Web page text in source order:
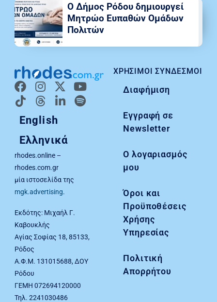
English
Ελληνικά
rhodes.online –
rhodes.com.gr
μία ιστοσελίδα της
mgk.advertising.
Εκδότης: Μιχαήλ Γ.
Καβουκλής
Αγίας Σοφίας 18, 85133,
Ρόδος
Α.Φ.Μ. 131015688, ΔΟΥ
Ρόδου
ΓΕΜΗ 072694120000
Τηλ. 2241030486
ΧΡΉΣΙΜΟΙ ΣΎΝΔΕΣΜΟΙ
Διαφήμιση
Εγγραφή σε
Newsletter
Ο λογαριασμός
μου
Όροι και
Προϋποθέσεις
Χρήσης
Υπηρεσίας
Πολιτική
Απορρήτου
Ο Δήμος Ρόδου δημιουργεί
Μητρώο Ευπαθών Ομάδων
Πολιτών